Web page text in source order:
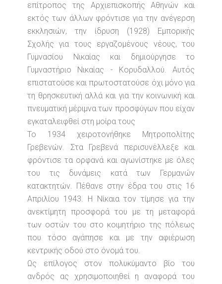
επίτροπος της Αρχιεπισκοπής Αθηνών και
εκτός των άλλων φρόντισε για την ανέγερση
εκκλησιών, την ίδρυση (1928) Εμπορικής
Σχολής για τους εργαζομένους νέους, του
Γυμνασίου Νικαίας και δημιούργησε το
Γυμναστήριο Νικαίας - Κορυδαλλού. Αυτός
επιστατούσε και πρωτοστατούσε όχι μόνο για
τη θρησκευτική αλλά και για την κοινωνική και
πνευματική μέριμνα των προσφύγων που είχαν
εγκαταλειφθεί στη μοίρα τους
Το 1934 χειροτονήθηκε Μητροπολίτης
Γρεβενών. Στα Γρεβενά περισυνέλλεξε και
φρόντισε τα ορφανά και αγωνίστηκε με όλες
του τις δυνάμεις κατά των Γερμανών
κατακτητών. Πέθανε στην έδρα του στις 16
Απριλίου 1943. Η Νίκαια τον τίμησε για την
ανεκτίμητη προσφορά του με τη μεταφορά
των οστών του στο κοιμητήριο της πόλεως
που τόσο αγάπησε και με την αφιέρωση
κεντρικής οδού στο όνομά του.
Ως επίλογος στον πολυκύμαντο βίο του
ανδρός ας χρησιμοποιηθεί η αναφορά του